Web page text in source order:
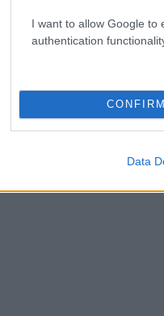
I want to allow Google to
authentication
CONFIRM
Data